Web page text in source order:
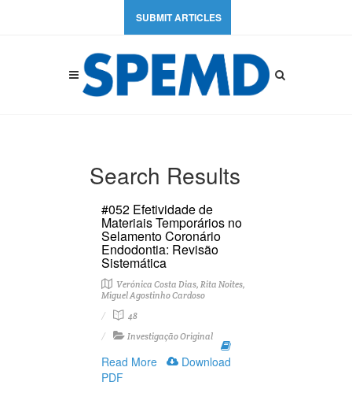
SUBMIT ARTICLES
Search Results
#052 Efetividade de
Materiais Temporários no
Selamento Coronário
Endodontia: Revisão
Sistemática
Verónica Costa Dias, Rita Noites,
Miguel Agostinho Cardoso
48
Investigação Original
Read More
Download
PDF